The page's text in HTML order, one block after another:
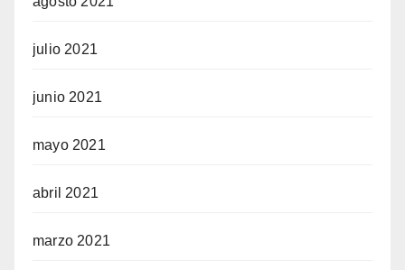
julio 2021
junio 2021
mayo 2021
abril 2021
marzo 2021